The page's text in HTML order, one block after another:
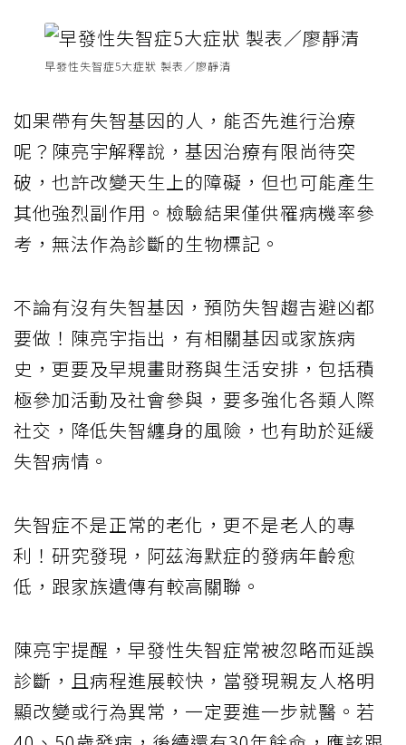
早發性失智症5大症狀 製表／廖靜清
如果帶有失智基因的人，能否先進行治療
呢？陳亮宇解釋說，基因治療有限尚待突
破，也許改變天生上的障礙，但也可能產生
其他強烈副作用。檢驗結果僅供罹病機率參
考，無法作為診斷的生物標記。
不論有沒有失智基因，預防失智趨吉避凶都
要做！陳亮宇指出，有相關基因或家族病
史，更要及早規畫財務與生活安排，包括積
極參加活動及社會參與，要多強化各類人際
社交，降低失智纏身的風險，也有助於延緩
失智病情。
失智症不是正常的老化，更不是老人的專
利！研究發現，阿茲海默症的發病年齡愈
低，跟家族遺傳有較高關聯。
陳亮宇提醒，早發性失智症常被忽略而延誤
診斷，且病程進展較快，當發現親友人格明
顯改變或行為異常，一定要進一步就醫。若